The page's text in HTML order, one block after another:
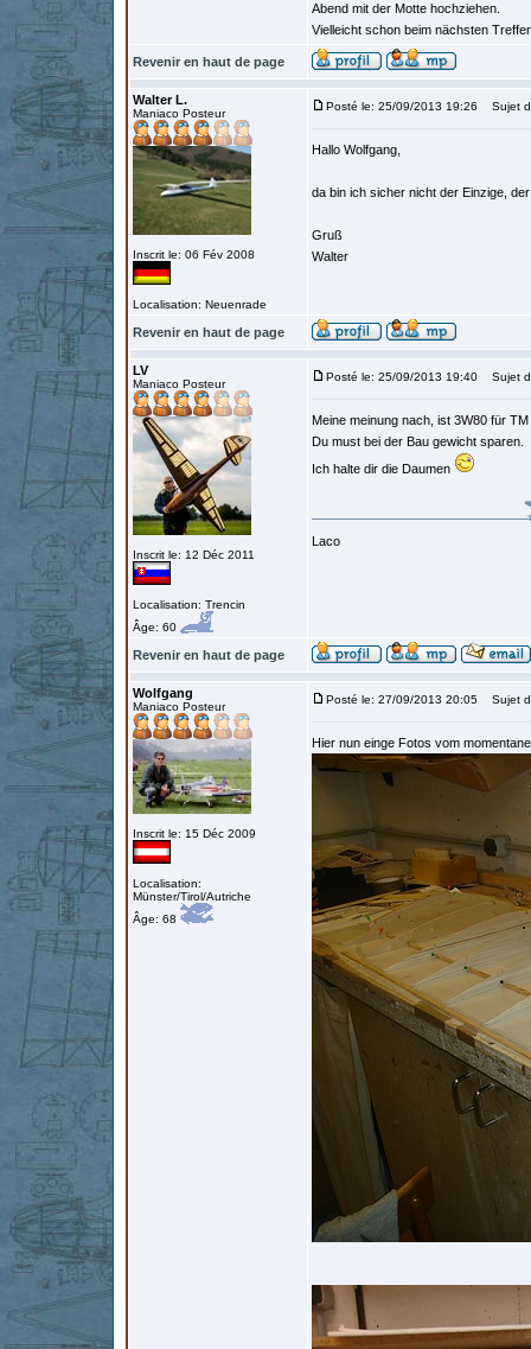
Abend mit der Motte hochziehen.
Vielleicht schon beim nächsten
Revenir en haut de page
Walter L.
Maniaco Posteur
Inscrit le: 06 Fév 2008
Localisation: Neuenrade
Posté le: 25/09/2013 19:26 Sujet
Hallo Wolfgang,
da bin ich sicher nicht der Einzige,
Gruß
Walter
Revenir en haut de page
LV
Maniaco Posteur
Inscrit le: 12 Déc 2011
Localisation: Trencin
Âge: 60
Posté le: 25/09/2013 19:40 Sujet
Meine meinung nach, ist 3W80 für
Du must bei der Bau gewicht sparen.
Ich halte dir die Daumen
Laco
Revenir en haut de page
Wolfgang
Maniaco Posteur
Inscrit le: 15 Déc 2009
Localisation:
Münster/Tirol/Autriche
Âge: 68
Posté le: 27/09/2013 20:05 Sujet
Hier nun einge Fotos vom